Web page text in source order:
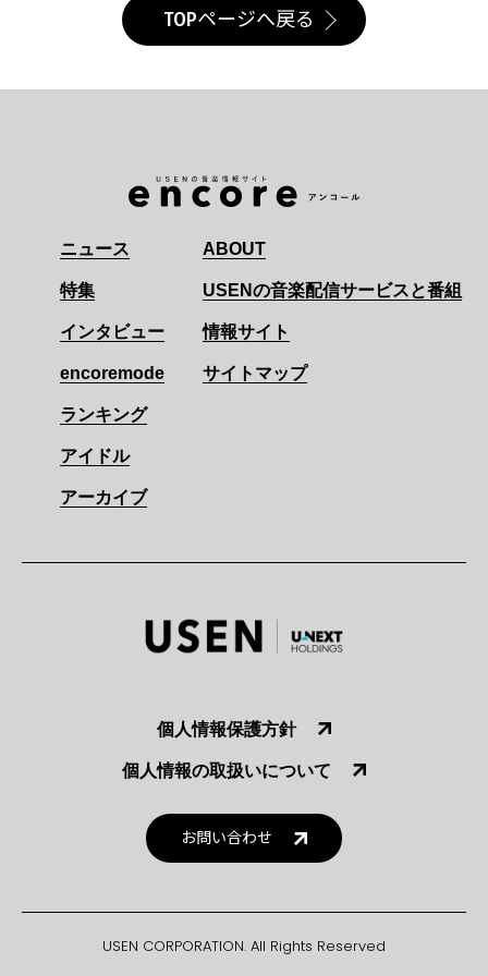
TOPページへ戻る
ニュース
特集
インタビュー
encoremode
ランキング
アイドル
アーカイブ
ABOUT
USENの音楽配信サービスと番組
情報サイト
サイトマップ
個人情報保護方針
個人情報の取扱いについて
お問い合わせ
USEN CORPORATION. All Rights Reserved